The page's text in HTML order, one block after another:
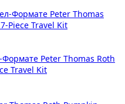
Peter Thomas Roth
Travel Kit